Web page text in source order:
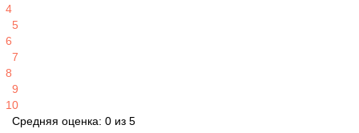
4
5
6
7
8
9
10
Средняя оценка: 0 из 5